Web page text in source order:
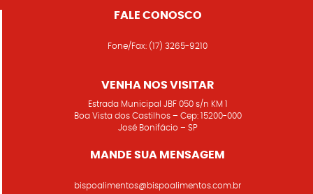
FALE CONOSCO
Fone/Fax: (17) 3265-9210
VENHA NOS VISITAR
Estrada Municipal JBF 050 s/n KM 1
Boa Vista dos Castilhos – Cep: 15200-000
José Bonifácio – SP
MANDE SUA MENSAGEM
bispoalimentos@bispoalimentos.com.br